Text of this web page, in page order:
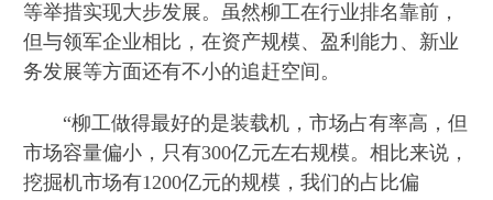
等举措实现大步发展。虽然柳工在行业排名靠前，
但与领军企业相比，在资产规模、盈利能力、新业
务发展等方面还有不小的追赶空间。
“柳工做得最好的是装载机，市场占有率高，但
市场容量偏小，只有300亿元左右规模。相比来说，
挖掘机市场有1200亿元的规模，我们的占比偏